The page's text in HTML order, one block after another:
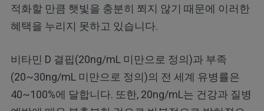
적화할 만큼 햇빛을 충분히 쬐지 않기 때문에 이러한
혜택을 누리지 못하고 있습니다.
비타민 D 결핍(20ng/mL 미만으로 정의)과 부족
(20~30ng/mL 미만으로 정의)의 전 세계 유병률은
40~100%에 달합니다. 또한, 20ng/mL는 건강과 질병